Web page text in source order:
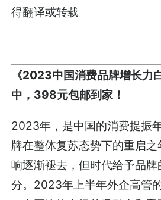
得翻译或转载。
《2023中国消费品牌增长力
中，398元包邮到家！
2023年，是中国的消费提振
牌在整体复苏态势下的重启
响逐渐褪去，但时代给予品
分。2023年上半年外企高管